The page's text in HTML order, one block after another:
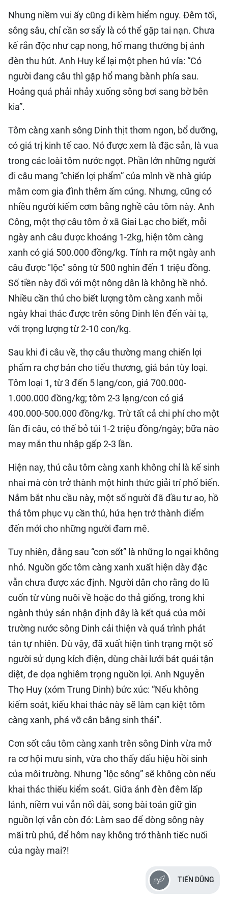
Nhưng niềm vui ấy cũng đi kèm hiểm nguy. Đêm tối,
sông sâu, chỉ cần sơ sẩy là có thể gặp tai nạn. Chưa
kể rắn độc như cạp nong, hổ mang thường bị ánh
đèn thu hút. Anh Huy kể lại một phen hú vía: “Có
người đang câu thì gặp hổ mang bành phía sau.
Hoảng quá phải nhảy xuống sông bơi sang bờ bên
kia”.
Tôm càng xanh sông Dinh thịt thơm ngon, bổ dưỡng,
có giá trị kinh tế cao. Nó được xem là đặc sản, là vua
trong các loài tôm nước ngọt. Phần lớn những người
đi câu mang “chiến lợi phẩm” của mình về nhà giúp
mâm cơm gia đình thêm ấm cúng. Nhưng, cũng có
nhiều người kiếm cơm bằng nghề câu tôm này. Anh
Công, một thợ câu tôm ở xã Giai Lạc cho biết, mỗi
ngày anh câu được khoảng 1-2kg, hiện tôm càng
xanh có giá 500.000 đồng/kg. Tính ra một ngày anh
câu được "lộc" sông từ 500 nghìn đến 1 triệu đồng.
Số tiền này đối với một nông dân là không hề nhỏ.
Nhiều cần thủ cho biết lượng tôm càng xanh mỗi
ngày khai thác được trên sông Dinh lên đến vài tạ,
với trọng lượng từ 2-10 con/kg.
Sau khi đi câu về, thợ câu thường mang chiến lợi
phẩm ra chợ bán cho tiểu thương, giá bán tùy loại.
Tôm loại 1, từ 3 đến 5 lạng/con, giá 700.000-
1.000.000 đồng/kg; tôm 2-3 lạng/con có giá
400.000-500.000 đồng/kg. Trừ tất cả chi phí cho một
lần đi câu, có thể bỏ túi 1-2 triệu đồng/ngày; bữa nào
may mắn thu nhập gấp 2-3 lần.
Hiện nay, thú câu tôm càng xanh không chỉ là kế sinh
nhai mà còn trở thành một hình thức giải trí phổ biến.
Nắm bắt nhu cầu này, một số người đã đầu tư ao, hồ
thả tôm phục vụ cần thủ, hứa hẹn trở thành điểm
đến mới cho những người đam mê.
Tuy nhiên, đằng sau “cơn sốt” là những lo ngại không
nhỏ. Nguồn gốc tôm càng xanh xuất hiện dày đặc
vẫn chưa được xác định. Người dân cho rằng do lũ
cuốn từ vùng nuôi về hoặc do thả giống, trong khi
ngành thủy sản nhận định đây là kết quả của môi
trường nước sông Dinh cải thiện và quá trình phát
tán tự nhiên. Dù vậy, đã xuất hiện tình trạng một số
người sử dụng kích điện, dùng chài lưới bát quái tận
diệt, đe dọa nghiêm trọng nguồn lợi. Anh Nguyễn
Thọ Huy (xóm Trung Dinh) bức xúc: “Nếu không
kiểm soát, kiểu khai thác này sẽ làm cạn kiệt tôm
càng xanh, phá vỡ cân bằng sinh thái”.
Cơn sốt câu tôm càng xanh trên sông Dinh vừa mở
ra cơ hội mưu sinh, vừa cho thấy dấu hiệu hồi sinh
của môi trường. Nhưng “lộc sông” sẽ không còn nếu
khai thác thiếu kiểm soát. Giữa ánh đèn đêm lấp
lánh, niềm vui vẫn nối dài, song bài toán giữ gìn
nguồn lợi vẫn còn đó: Làm sao để dòng sông này
mãi trù phú, để hôm nay không trở thành tiếc nuối
của ngày mai?!
TIẾN DŨNG